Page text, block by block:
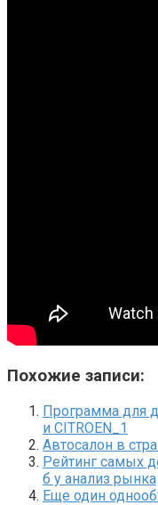
Похожие записи:
Программа для
и CITROEN_1
Автосалон в
Рейтинг самых
б у анализ рынка
Еще один